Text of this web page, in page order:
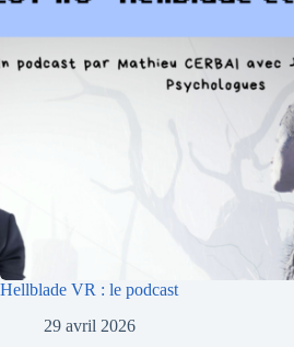
Hellblade VR : le podcast
29 avril 2026